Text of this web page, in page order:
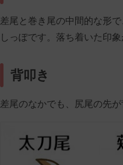
差尾と巻き尾の中間的な形
しっぽです。落ち着いた印
背叩き
差尾のなかでも、尻尾の先